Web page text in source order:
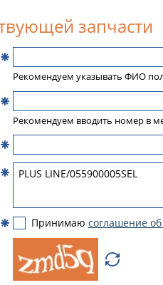
запчасти
Рекомендуем указывать ФИО
Рекомендуем вводить номер в
Принимаю соглашение